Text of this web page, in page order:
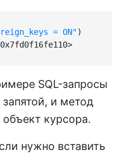
= ON")
SQL-запросы
и метод
курсора.
нужно вставить